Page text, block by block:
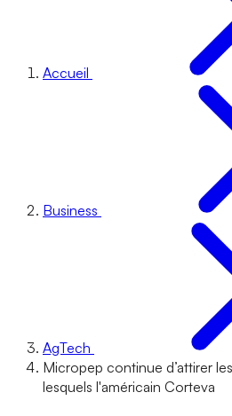
Accueil
Business
AgTech
Micropep continue d’attirer
lesquels l'américain Corteva